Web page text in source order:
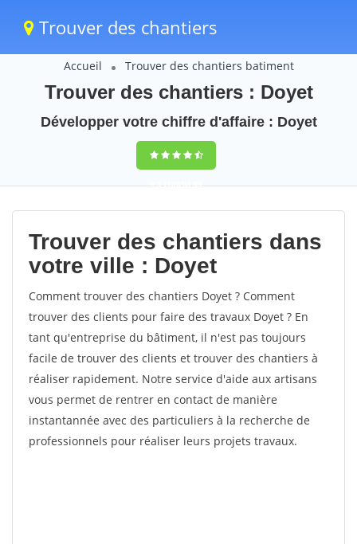
Trouver des chantiers
Accueil Trouver des chantiers batiment
Trouver des chantiers : Doyet
Développer votre chiffre d'affaire : Doyet
9,5(100%)53
votes
Trouver des chantiers dans
votre ville : Doyet
Comment trouver des chantiers Doyet ? Comment
trouver des clients pour faire des travaux Doyet ? En
tant qu'entreprise du bâtiment, il n'est pas toujours
facile de trouver des clients et trouver des chantiers à
réaliser rapidement. Notre service d'aide aux artisans
vous permet de rentrer en contact de manière
instantannée avec des particuliers à la recherche de
professionnels pour réaliser leurs projets travaux.